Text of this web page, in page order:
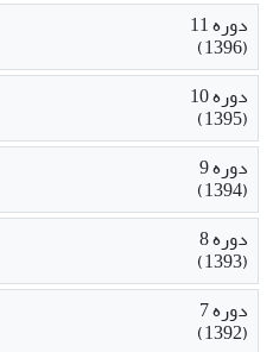
دوره 11
(1396)
دوره 10
(1395)
دوره 9
(1394)
دوره 8
(1393)
دوره 7
(1392)